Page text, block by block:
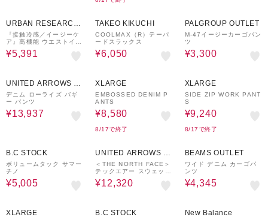
URBAN RESEARCH
ware house
『接触冷感／イージーケ
ア』高機能 ウエストイー
ジーポリカーゴパンツ
¥5,391
TAKEO KIKUCHI
COOLMAX（R）テーパ
ードスラックス
¥6,050
PALGROUP OUTLET
M-47イージーカーゴパン
ツ
¥3,300
UNITED ARROWS O
UTLET
デニム ローライズ バギ
ー パンツ
¥13,937
XLARGE
EMBOSSED DENIM P
ANTS
¥8,580
8/17で終了
XLARGE
SIDE ZIP WORK PANT
S
¥9,240
8/17で終了
B.C STOCK
ボリュームタック サマー
チノ
¥5,005
UNITED ARROWS O
UTLET
＜THE NORTH FACE＞
テックエアー スウェット
パンツ
¥12,320
BEAMS OUTLET
ワイド デニム カーゴパ
ンツ
¥4,345
XLARGE B.C STOCK New Balance